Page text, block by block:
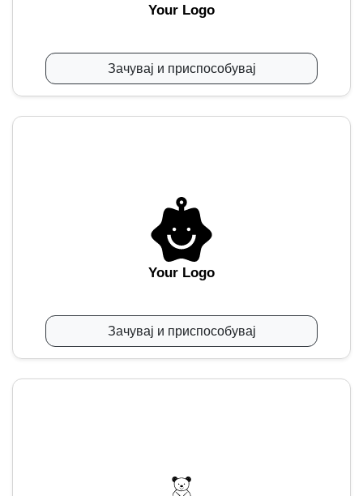
Your Logo
Зачувај и приспособувај
Your Logo
Зачувај и приспособувај